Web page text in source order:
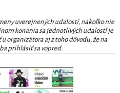
uverejnených udalostí, nakoľko nie
konania sa jednotlivých udalostí je
organizátora aj z toho dôvodu, že na
prihlásiť sa vopred.